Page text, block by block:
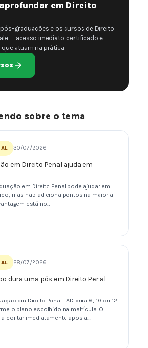
em Direito
graduações e os cursos de Direito
— acesso imediato, certificado e
atuam na prática.
sobre o tema
30/07/2026
em Direito Penal ajuda em
em Direito Penal pode ajudar em
mas não adiciona pontos na maioria
está no…
28/07/2026
dura uma pós em Direito Penal
em Direito Penal EAD dura 6, 10 ou 12
o plano escolhido na matrícula. O
contar imediatamente após a…